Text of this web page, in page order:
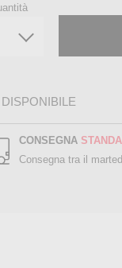
DISPONIBILE
CONSEGNA
Consegna tra il